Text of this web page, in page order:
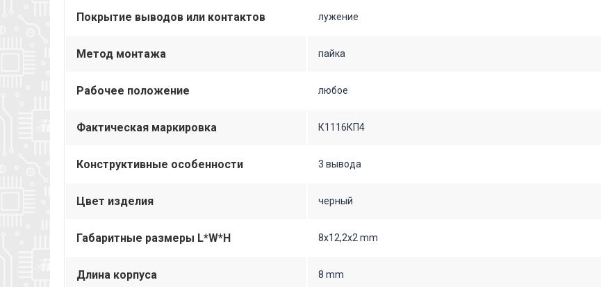
Покрытие выводов или контактов лужение
Метод монтажа пайка
Рабочее положение любое
Фактическая маркировка К1116КП4
Конструктивные особенности 3 вывода
Цвет изделия черный
Габаритные размеры L*W*H 8х12,2х2 mm
Длина корпуса 8 mm